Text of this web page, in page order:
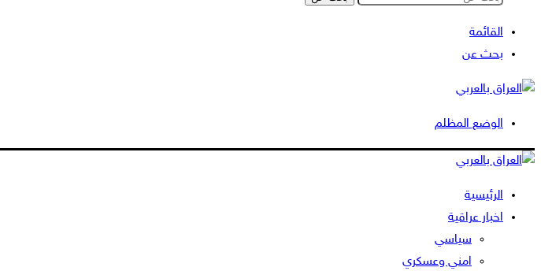
القائمة
بحث عن
الوضع المظلم
الرئيسية
اخبار عراقية
سياسي
امني وعسكري